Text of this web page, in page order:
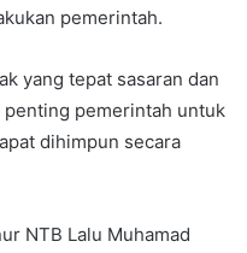
pemerintah.
yang tepat sasaran dan
pemerintah untuk
dihimpun secara
NTB Lalu Muhamad